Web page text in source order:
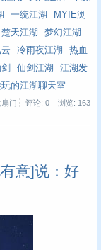
一统江湖
MYIE浏
楚天江湖
梦幻江湖
云 冷雨夜江湖
热血
仙剑江湖
江湖发
的江湖聊天室
门 评论: 0 浏览: 163
意]说：好